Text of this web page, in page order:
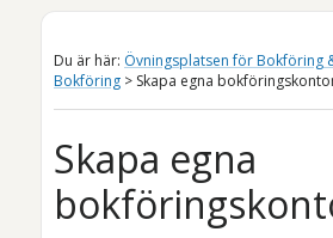
Du är här: Övningsplatsen för Bokföring
Bokföring > Skapa egna
Skapa egna